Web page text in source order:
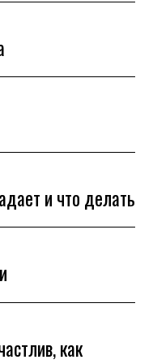
и что делать
как